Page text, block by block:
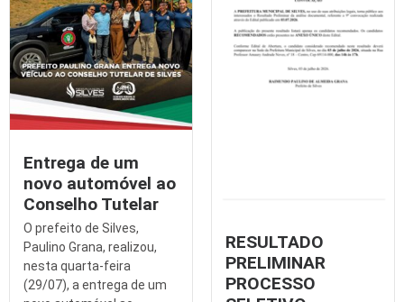
Entrega de um
novo automóvel ao
Conselho Tutelar
O prefeito de Silves,
Paulino Grana, realizou,
nesta quarta-feira
(29/07), a entrega de um
RESULTADO
PRELIMINAR
PROCESSO